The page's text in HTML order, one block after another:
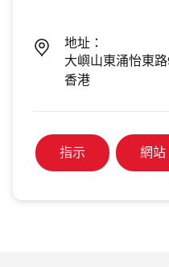
地址：
大嶼山東涌怡東
香港
指示 網站